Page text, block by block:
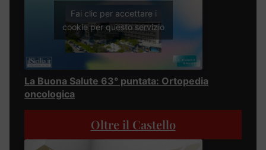
Fai clic per accettare i
cookie per questo servizio
La Buona Salute 63° puntata: Ortopedia
oncologica
Oltre il Castello